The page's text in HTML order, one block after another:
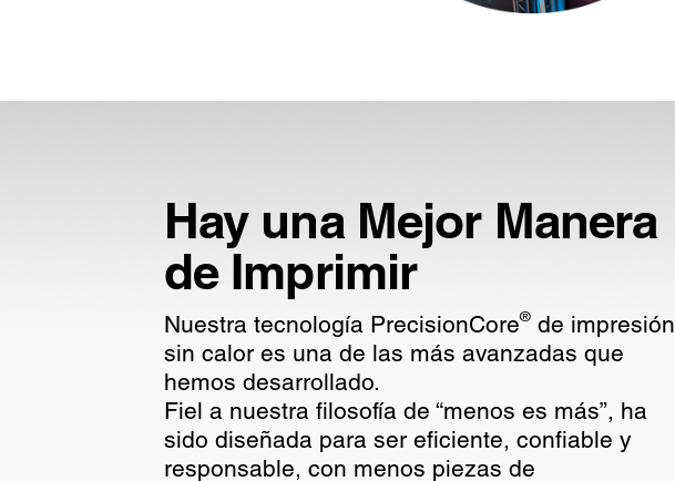
Hay una Mejor Manera
de Imprimir
Nuestra tecnología PrecisionCore®de impresión
sin calor es una de las más avanzadas que
hemos desarrollado.
Fiel a nuestra filosofía de “menos es más”, ha
sido diseñada para ser eficiente, confiable y
responsable, con menos piezas de